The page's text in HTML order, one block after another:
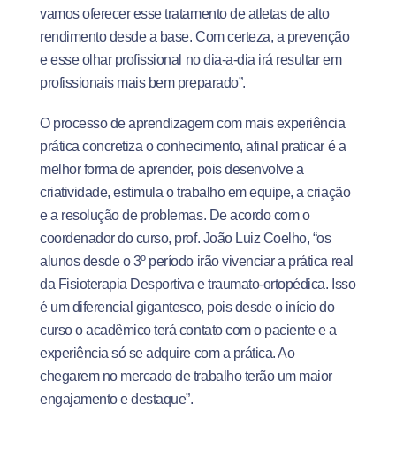
vamos oferecer esse tratamento de atletas de alto
rendimento desde a base. Com certeza, a prevenção
e esse olhar profissional no dia-a-dia irá resultar em
profissionais mais bem preparado”.
O processo de aprendizagem com mais experiência
prática concretiza o conhecimento, afinal praticar é a
melhor forma de aprender, pois desenvolve a
criatividade, estimula o trabalho em equipe, a criação
e a resolução de problemas. De acordo com o
coordenador do curso, prof. João Luiz Coelho, “os
alunos desde o 3º período irão vivenciar a prática real
da Fisioterapia Desportiva e traumato-ortopédica. Isso
é um diferencial gigantesco, pois desde o início do
curso o acadêmico terá contato com o paciente e a
experiência só se adquire com a prática. Ao
chegarem no mercado de trabalho terão um maior
engajamento e destaque”.